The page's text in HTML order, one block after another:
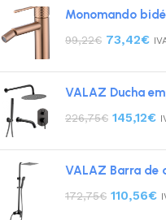
Monomando
99,22€ 73,42€
VALAZ Ducha
226,75€ 145,12€
VALAZ Barra de
172,75€ 110,56€